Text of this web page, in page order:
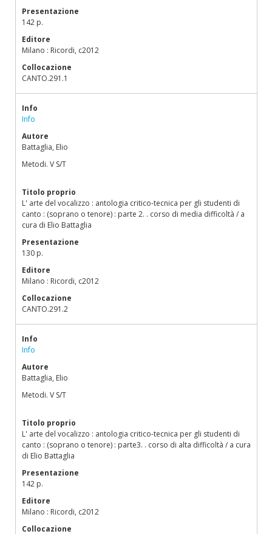
Presentazione
142 p.
Editore
Milano : Ricordi, c2012
Collocazione
CANTO.291.1
Info
Info
Autore
Battaglia, Elio
Metodi. V S/T
Titolo proprio
L' arte del vocalizzo : antologia critico-tecnica per gli studenti di
canto : (soprano o tenore) : parte 2. . corso di media difficoltà / a
cura di Elio Battaglia
Presentazione
130 p.
Editore
Milano : Ricordi, c2012
Collocazione
CANTO.291.2
Info
Info
Autore
Battaglia, Elio
Metodi. V S/T
Titolo proprio
L' arte del vocalizzo : antologia critico-tecnica per gli studenti di
canto : (soprano o tenore) : parte3. . corso di alta difficoltà / a cura
di Elio Battaglia
Presentazione
142 p.
Editore
Milano : Ricordi, c2012
Collocazione